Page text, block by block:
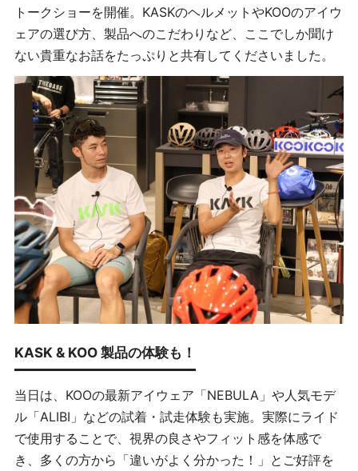
トークショーを開催。KASKのヘルメットやKOOのアイウ
ェアの選び方、製品へのこだわりなど、ここでしか聞け
ない貴重なお話をたっぷりと共有してくださいました。
KASK & KOO 製品の体験も！
当日は、KOOの最新アイウェア「NEBULA」や人気モデ
ル「ALIBI」などの試着・試走体験も実施。実際にライド
で使用することで、視界の良さやフィット感を体感で
き、多くの方から「違いがよく分かった！」とご好評を